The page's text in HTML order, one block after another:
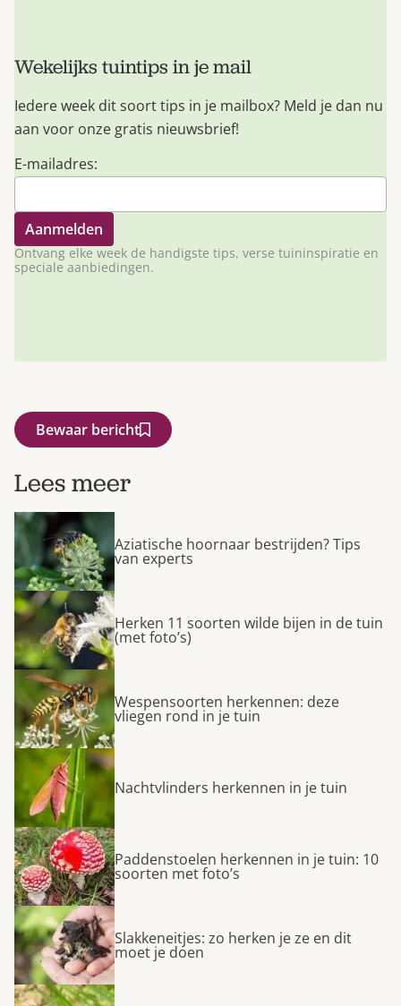
Wekelijks tuintips in je mail
Iedere week dit soort tips in je mailbox? Meld je dan nu
aan voor onze gratis nieuwsbrief!
E-mailadres:
Ontvang elke week de handigste tips, verse tuininspiratie en
speciale aanbiedingen.
Bewaar bericht
Lees meer
Aziatische hoornaar bestrijden? Tips
van experts
Herken 11 soorten wilde bijen in de tuin
(met foto’s)
Wespensoorten herkennen: deze
vliegen rond in je tuin
Nachtvlinders herkennen in je tuin
Paddenstoelen herkennen in je tuin: 10
soorten met foto’s
Slakkeneitjes: zo herken je ze en dit
moet je doen